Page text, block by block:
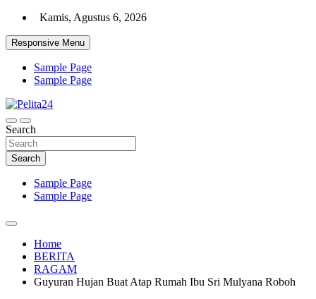
Skip
content
Kamis, Agustus 6, 2026
Responsive Menu
Sample Page
Sample Page
Pelita24
Aktual, Mendalam dan Terpercaya
Search
Search
Sample Page
Sample Page
Home
BERITA
RAGAM
Guyuran Hujan Buat Atap Rumah Ibu Sri Mulyana Roboh